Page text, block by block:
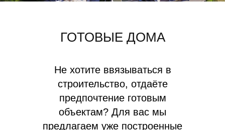
ГОТОВЫЕ ДОМА
Не хотите ввязываться в
строительство, отдаёте
предпочтение готовым
объектам? Для вас мы
предлагаем уже построенные